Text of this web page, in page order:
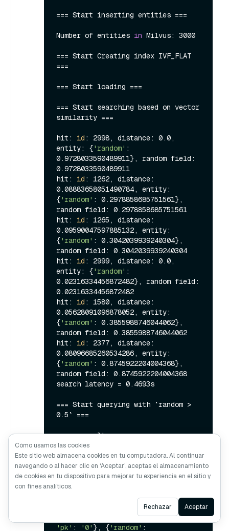
=== Start inserting entities ===
Number of entities in Milvus: 3000
=== Start Creating index IVF_FLAT
===
=== Start loading ===
=== Start searching based on vector
similarity ===
hit: id : 2998, distance: 0.0,
entity: {'random' :
0.9728033590489911}, random field:
0.9728033590489911
hit: id : 1262, distance:
0.08883658051490784, entity:
{'random' : 0.2978858685751561},
random field: 0.2978858685751561
hit: id : 1265, distance:
0.09590047597885132, entity:
{'random' : 0.3042039939240304},
random field: 0.3042039939240304
hit: id : 2999, distance: 0.0,
entity: {'random' :
0.02316334456872482}, random field:
0.02316334456872482
hit: id : 1580, distance:
0.05628091096878052, entity:
{'random' : 0.3855988746044062},
random field: 0.3855988746044062
hit: id : 2377, distance:
0.08096685260534286, entity:
{'random' : 0.8745922204004368},
random field: 0.8745922204004368
search latency = 0.4693s
=== Start querying with `random >
0.5` ===
query result:
-{'embeddings'
0.39746657, 0.12019053, 0.6947492,
0.9535575, 0.5454552, 0.82360446,
0.21096309], 'pk': '0', 'random' :
0.6378742006852851}
search latency = 0.9407s
limit=4):
: 0.6378742006852851,
'pk' : '0' }, {'random' :
Ask AI
Cómo usamos las cookies
Este sitio web almacena cookies en tu computadora. Al continuar
navegando o al hacer clic en ‘Aceptar’, aceptas el almacenamiento
de cookies en tu dispositivo para mejorar tu experiencia en el sitio y
con fines analíticos.
Rechazar Aceptar